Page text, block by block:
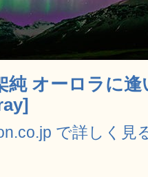
純 オーロラに
で詳しく見